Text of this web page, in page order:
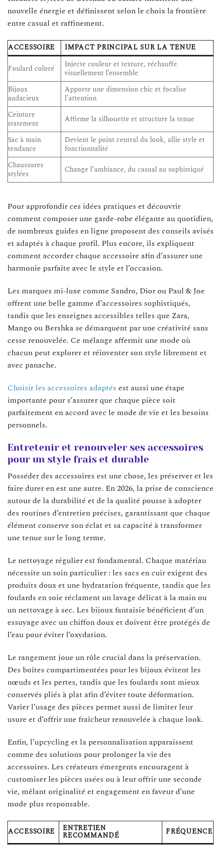
nouvelle énergie et définissent selon le choix la frontière
entre casual et raffinement.
ACCESSOIRE
IMPACT PRINCIPAL SUR LA TENUE
Foulard coloré
Injecte couleur et texture, réchauffe
visuellement l’ensemble
Bijoux
audacieux
Apporte une dimension chic et focalise
l’attention
Ceinture
statement
Affirme la silhouette et structure la tenue
Sac à main
tendance
Devient le point central du look, allie style et
fonctionnalité
Chaussures
stylées
Change l’ambiance, du casual au sophistiqué
Pour approfondir ces idées pratiques et découvrir
comment composer une garde-robe élégante au quotidien,
de nombreux guides en ligne proposent des conseils avisés
et adaptés à chaque profil. Plus encore, ils expliquent
comment accorder chaque accessoire afin d’assurer une
harmonie parfaite avec le style et l’occasion.
Les marques mi-luxe comme Sandro, Dior ou Paul & Joe
offrent une belle gamme d’accessoires sophistiqués,
tandis que les enseignes accessibles telles que Zara,
Mango ou Bershka se démarquent par une créativité sans
cesse renouvelée. Ce mélange affermit une mode où
chacun peut explorer et réinventer son style librement et
avec panache.
Choisir les accessoires adaptés est aussi une étape
importante pour s’assurer que chaque pièce soit
parfaitement en accord avec le mode de vie et les besoins
personnels.
Entretenir et renouveler ses accessoires
pour un style frais et durable
Posséder des accessoires est une chose, les préserver et les
faire durer en est une autre. En 2026, la prise de conscience
autour de la durabilité et de la qualité pousse à adopter
des routines d’entretien précises, garantissant que chaque
élément conserve son éclat et sa capacité à transformer
une tenue sur le long terme.
Le nettoyage régulier est fondamental. Chaque matériau
nécessite un soin particulier : les sacs en cuir exigent des
produits doux et une hydratation fréquente, tandis que les
foulards en soie réclament un lavage délicat à la main ou
un nettoyage à sec. Les bijoux fantaisie bénéficient d’un
essuyage avec un chiffon doux et doivent être protégés de
l’eau pour éviter l’oxydation.
Le rangement joue un rôle crucial dans la préservation.
Des boîtes compartimentées pour les bijoux évitent les
nœuds et les pertes, tandis que les foulards sont mieux
conservés pliés à plat afin d’éviter toute déformation.
Varier l’usage des pièces permet aussi de limiter leur
usure et d’offrir une fraîcheur renouvelée à chaque look.
Enfin, l’upcycling et la personnalisation apparaissent
comme des solutions pour prolonger la vie des
accessoires. Les créateurs émergents encouragent à
customiser les pièces usées ou à leur offrir une seconde
vie, mêlant originalité et engagement en faveur d’une
mode plus responsable.
ACCESSOIRE ENTRETIEN
RECOMMANDÉ FRÉQUENCE